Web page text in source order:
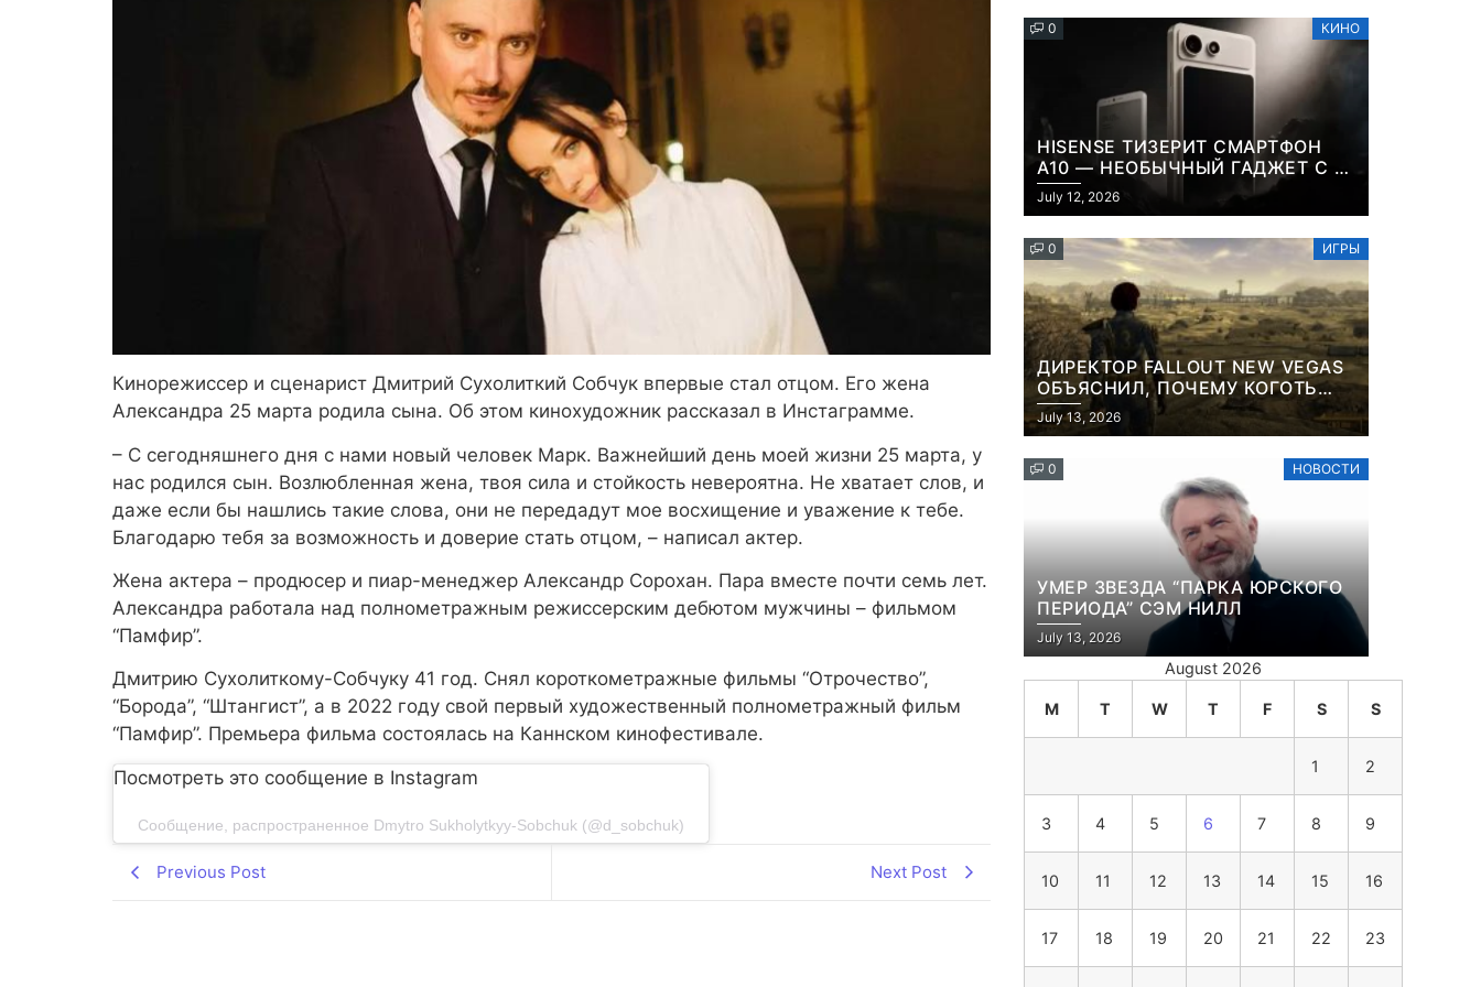
Кинорежиссер и сценарист Дмитрий Сухолиткий Собчук впервые стал отцом. Его жена
Александра 25 марта родила сына. Об этом кинохудожник рассказал в Инстаграмме.
– С сегодняшнего дня с нами новый человек Марк. Важнейший день моей жизни 25 марта, у
нас родился сын. Возлюбленная жена, твоя сила и стойкость невероятна. Не хватает слов, и
даже если бы нашлись такие слова, они не передадут мое восхищение и уважение к тебе.
Благодарю тебя за возможность и доверие стать отцом, – написал актер.
Жена актера – продюсер и пиар-менеджер Александр Сорохан. Пара вместе почти семь лет.
Александра работала над полнометражным режиссерским дебютом мужчины – фильмом
“Памфир”.
Дмитрию Сухолиткому-Собчуку 41 год. Снял короткометражные фильмы “Отрочество”,
“Борода”, “Штангист”, а в 2022 году свой первый художественный полнометражный фильм
“Памфир”. Премьера фильма состоялась на Каннском кинофестивале.
Посмотреть это сообщение в Instagram
Сообщение, распространенное Dmytro Sukholytkyy-Sobchuk (@d_sobchuk)
Previous Post Next Post
0 КИНО
HISENSE ТИЗЕРИТ СМАРТФОН
A10 — НЕОБЫЧНЫЙ ГАДЖЕТ С E-
INK-ЭКРАНОМ И СЪЕМНОЙ LCD-
ПАНЕЛЬЮ ДЛЯ ЦВЕТНОГО
July 12, 2026
0 ИГРЫ
ДИРЕКТОР FALLOUT NEW VEGAS
ОБЪЯСНИЛ, ПОЧЕМУ КОГОТЬ
СМЕРТИ У КАРЬЕРА НАМЕРЕННО
СНОСИТ ВАМ ГОЛОВУ
July 13, 2026
0 НОВОСТИ
УМЕР ЗВЕЗДА “ПАРКА ЮРСКОГО
ПЕРИОДА” СЭМ НИЛЛ
July 13, 2026
August 2026
M T W T F S S
1 2
3 4 5 6 7 8 9
10 11 12 13 14 15 16
17 18 19 20 21 22 23